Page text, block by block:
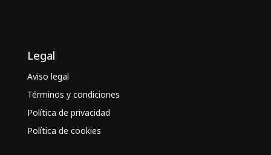
Legal
Aviso legal
Términos y condiciones
Política de privacidad
Política de cookies